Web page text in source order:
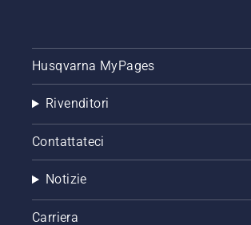
guida
dettagliata
che
chiazze.
Husqvarna MyPages
Rivenditori
Contattateci
Notizie
Carriera